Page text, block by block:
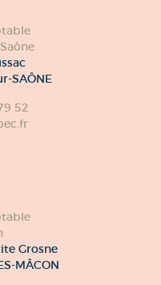
SAÔNE
52
Grosne
MÂCON